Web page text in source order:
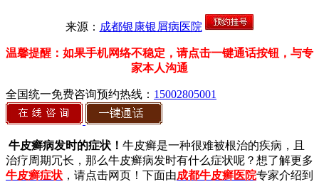
来源： 成都银康银屑病医院
温馨提醒：如果手机网络不稳定，请点击一键通话按钮，与专
家本人沟通
全国统一免费咨询预约热线： 15002805001
牛皮癣病发时的症状！ 牛皮癣是一种很难被根治的疾病，且
治疗周期冗长，那么牛皮癣病发时有什么症状呢？想了解更多
牛皮癣症状 ，请点击网页！下面由成都牛皮癣医院专家介绍到